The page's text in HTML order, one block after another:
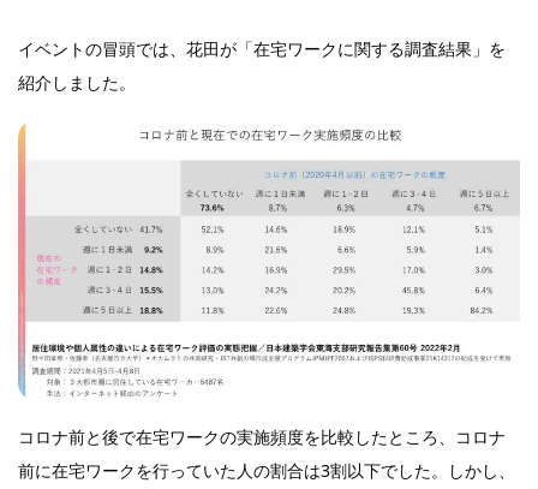
イベントの冒頭では、花田が「在宅ワークに関する調査結果」を
紹介しました。
コロナ前と後で在宅ワークの実施頻度を比較したところ、コロナ
前に在宅ワークを行っていた人の割合は3割以下でした。しかし、